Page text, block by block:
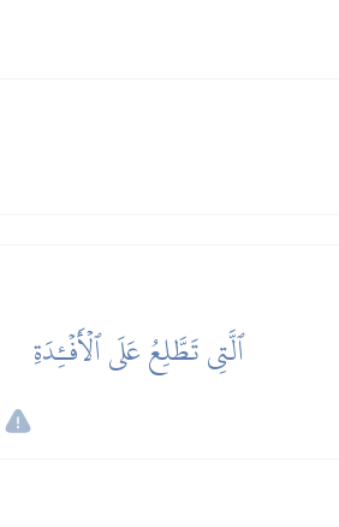
ٱلَّتِي تَطَّلِعُ عَلَى ٱلۡأَفۡـِٔدَةِ